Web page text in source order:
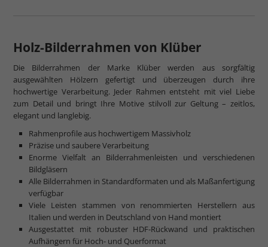
Holz-Bilderrahmen von Klüber
Die Bilderrahmen der Marke Klüber werden aus sorgfältig
ausgewählten Hölzern gefertigt und überzeugen durch ihre
hochwertige Verarbeitung. Jeder Rahmen entsteht mit viel Liebe
zum Detail und bringt Ihre Motive stilvoll zur Geltung – zeitlos,
elegant und langlebig.
Rahmenprofile aus hochwertigem Massivholz
Präzise und saubere Verarbeitung
Enorme Vielfalt an Bilderrahmenleisten und verschiedenen
Bildgläsern
Alle Bilderrahmen in Standardformaten und als Maßanfertigung
verfügbar
Viele Leisten stammen von renommierten Herstellern aus
Italien und werden in Deutschland von Hand montiert
Ausgestattet mit robuster HDF-Rückwand und praktischen
Aufhängern für Hoch- und Querformat